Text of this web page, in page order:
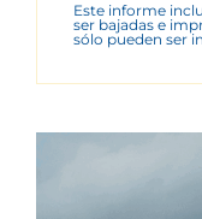
Este informe
ser bajadas e
sólo pueden ser